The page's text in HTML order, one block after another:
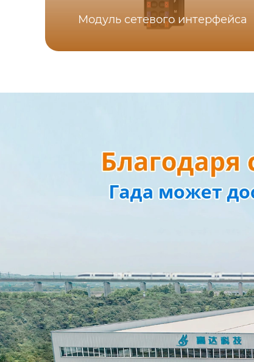
Модуль сетевого интерфейса